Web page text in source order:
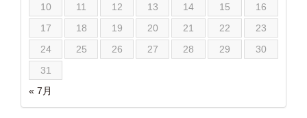
« 7月
10
11 12 13 14 15
16
17
18 19 20 21 22
23
24
25 26 27 28 29
30
31